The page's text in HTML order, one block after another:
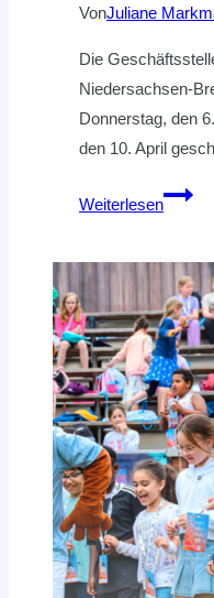
VonJuliane
Die
Niedersachsen-
Donnerstag, den
den 10. April
Weiterlesen
HVNB-